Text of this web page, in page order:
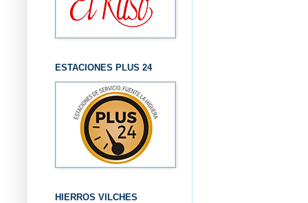
ESTACIONES PLUS 24
HIERROS VILCHES